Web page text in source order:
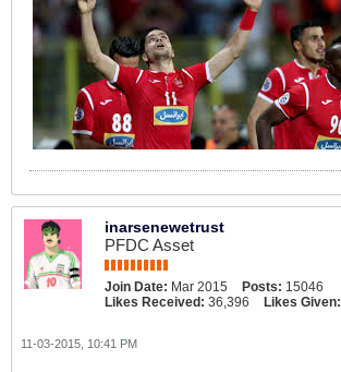
inarsenewetrust
PFDC Asset
Join Date: Mar 2015 Posts: 15046
Likes Received: 36,396 Likes Given:
11-03-2015, 10:41 PM